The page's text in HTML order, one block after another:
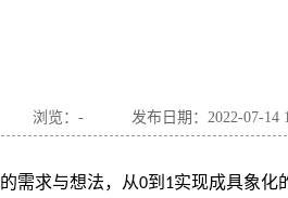
浏览： - 发布日期：2022-07-14
需求与想法，从0到1实现成具象化